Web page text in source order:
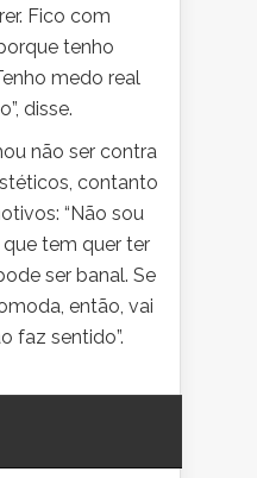
Fico com
tenho
medo real
disse.
não ser contra
contanto
“Não sou
tem quer ter
ser banal. Se
então, vai
faz sentido”.